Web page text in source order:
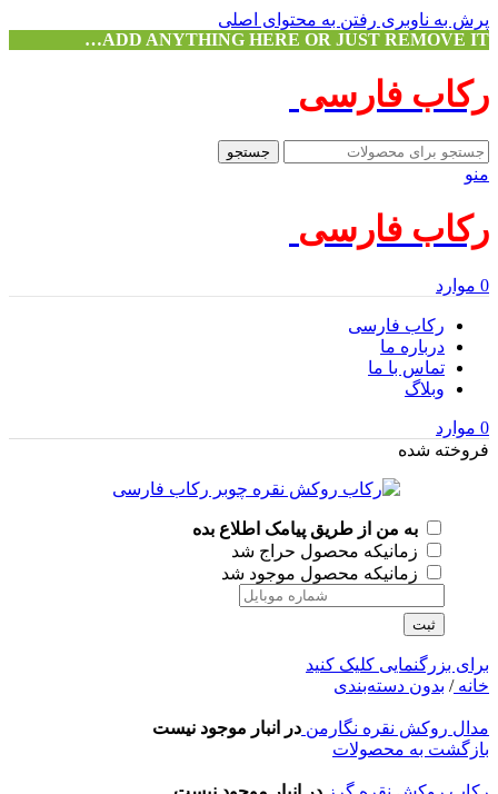
پرش به ناوبری رفتن به محتوای اصلی
ADD ANYTHING HERE OR JUST REMOVE IT…
رکاب فارسی
جستجو
منو
رکاب فارسی
0 موارد
رکاب فارسی
درباره ما
تماس با ما
وبلاگ
0 موارد
فروخته شده
به من از طریق پیامک اطلاع بده
زمانیکه محصول حراج شد
زمانیکه محصول موجود شد
ثبت
برای بزرگنمایی کلیک کنید
خانه/ بدون دسته‌بندی
مدال روکش نقره نگارمن در انبار موجود نیست
بازگشت به محصولات